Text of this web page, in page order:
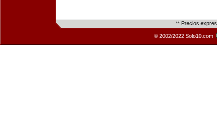
** Precios
© 2002/2022 Solo10.com